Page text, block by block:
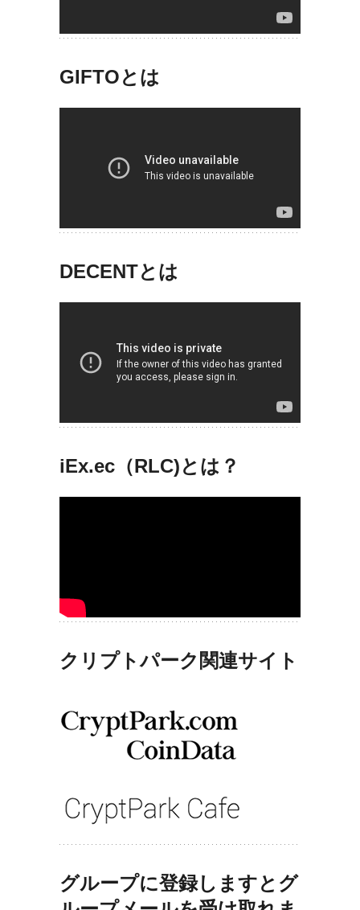
GIFTOとは
DECENTとは
iEx.ec（RLC)とは？
クリプトパーク関連サイト
グループに登録しますとグ